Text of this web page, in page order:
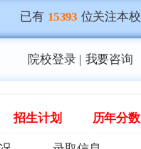
已有 15393 位关注本校
院校登录| 我要咨询
招生计划 历年分数